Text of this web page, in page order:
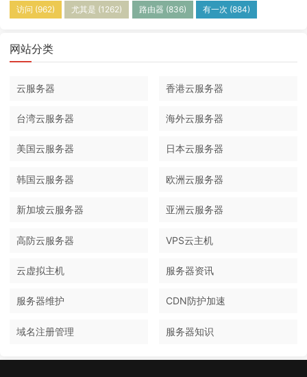
访问 (962) 尤其是 (1262) 路由器 (836) 有一次 (884)
网站分类
云服务器 香港云服务器
台湾云服务器 海外云服务器
美国云服务器 日本云服务器
韩国云服务器 欧洲云服务器
新加坡云服务器 亚洲云服务器
高防云服务器 VPS云主机
云虚拟主机 服务器资讯
服务器维护 CDN防护加速
域名注册管理 服务器知识